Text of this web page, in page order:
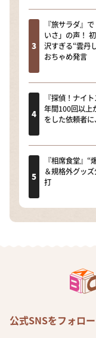
『旅サラダ』
いさ」の声！
沢すぎる“雲丹
おちゃめ発言
『探偵！ナイ
年間100回以上
をした依頼者
『相席食堂』
＆規格外グッ
打
公式SNSをフォロー